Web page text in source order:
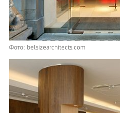
Фото: belsizearchitects.com